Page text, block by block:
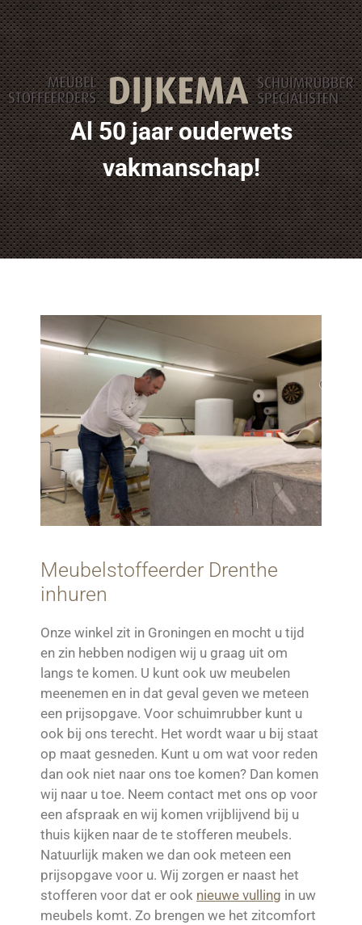
Al 50 jaar ouderwets
vakmanschap!
Meubelstoffeerder Drenthe
inhuren
Onze winkel zit in Groningen en mocht u tijd
en zin hebben nodigen wij u graag uit om
langs te komen. U kunt ook uw meubelen
meenemen en in dat geval geven we meteen
een prijsopgave. Voor schuimrubber kunt u
ook bij ons terecht. Het wordt waar u bij staat
op maat gesneden. Kunt u om wat voor reden
dan ook niet naar ons toe komen? Dan komen
wij naar u toe. Neem contact met ons op voor
een afspraak en wij komen vrijblijvend bij u
thuis kijken naar de te stofferen meubels.
Natuurlijk maken we dan ook meteen een
prijsopgave voor u. Wij zorgen er naast het
stofferen voor dat er ook nieuwe vulling in uw
meubels komt. Zo brengen we het zitcomfort